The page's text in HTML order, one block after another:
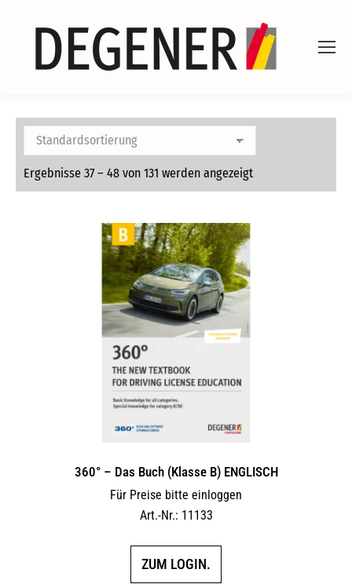
Ergebnisse 37 – 48 von 131 werden angezeigt
360° – Das Buch (Klasse B) ENGLISCH
Für Preise bitte einloggen
Art.-Nr.: 11133
ZUM LOGIN.